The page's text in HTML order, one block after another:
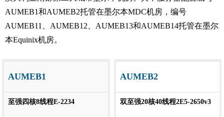
AUMEB1和AUMEB2托管在墨尔本MDC机房，编号
AUMEB11、AUMEB12、AUMEB13和AUMEB14托管在墨尔
本Equinix机房。
AUMEB1
至强四核8线程E-2234
AUMEB2
双至强20核40线程2E5-2650v3